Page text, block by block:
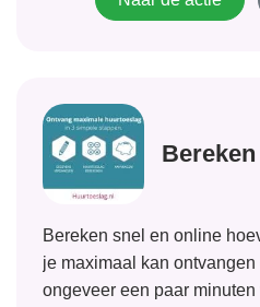
Bereken snel en online
je maximaal kan
ongeveer een paar